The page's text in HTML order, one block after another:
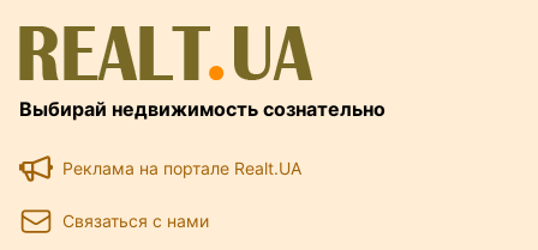
Выбирай недвижимость сознательно
Реклама на портале Realt.UA
Связаться с нами